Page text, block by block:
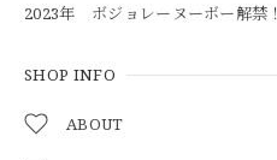
2023年 ボジョレーヌーボー解禁！
SHOP INFO
ABOUT